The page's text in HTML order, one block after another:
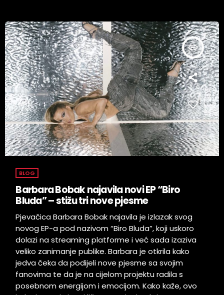
insert_link
BLOG
Barbara Bobak najavila novi EP “Biro
Bluda” – stižu tri nove pjesme
Pjevačica Barbara Bobak najavila je izlazak svog
novog EP-a pod nazivom “Biro Bluda”, koji uskoro
dolazi na streaming platforme i već sada izaziva
veliko zanimanje publike. Barbara je otkrila kako
jedva čeka da podijeli nove pjesme sa svojim
fanovima te da je na cijelom projektu radila s
posebnom energijom i emocijom. Kako kaže, ovo